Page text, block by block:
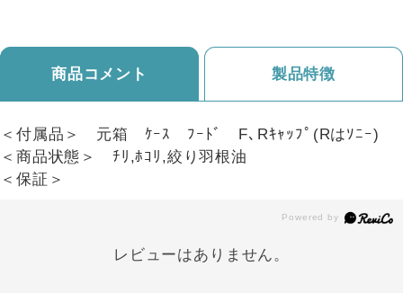
商品コメント 製品特徴
＜付属品＞ 元箱 ｹｰｽ ﾌｰﾄﾞ F､Rｷｬｯﾌﾟ(Rはｿﾆｰ)
＜商品状態＞ ﾁﾘ,ﾎｺﾘ,絞り羽根油
＜保証＞
レビューはありません。